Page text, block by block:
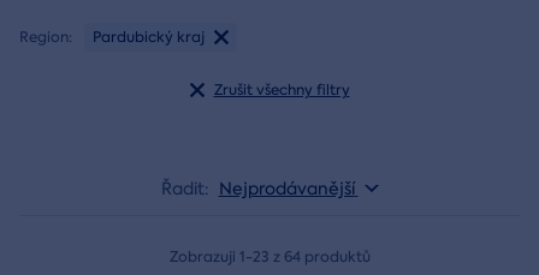
Region: Pardubický kraj
Zrušit všechny filtry
Řadit: Nejprodávanější
Zobrazuji 1-23 z 64 produktů